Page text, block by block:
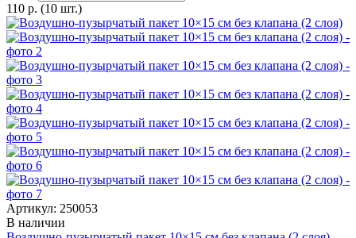
110 р. (10 шт.)
Артикул: 250053
В наличии